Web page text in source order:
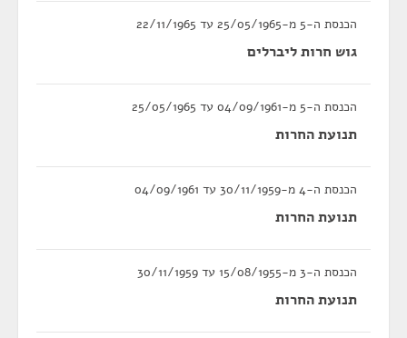
הכנסת ה-5 מ-25/05/1965 עד 22/11/1965
גוש חרות ליברלים
הכנסת ה-5 מ-04/09/1961 עד 25/05/1965
תנועת החרות
הכנסת ה-4 מ-30/11/1959 עד 04/09/1961
תנועת החרות
הכנסת ה-3 מ-15/08/1955 עד 30/11/1959
תנועת החרות